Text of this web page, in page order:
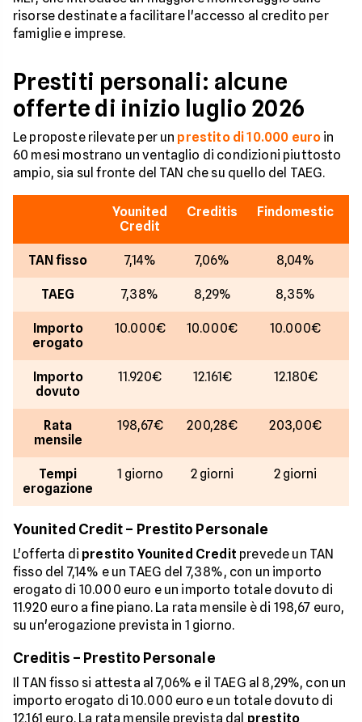
risorse destinate a facilitare l'accesso al credito per
famiglie e imprese.
Prestiti personali: alcune
offerte di inizio luglio 2026
Le proposte rilevate per un prestito di 10.000 euro in
60 mesi mostrano un ventaglio di condizioni piuttosto
ampio, sia sul fronte del TAN che su quello del TAEG.
Younited
Credit
Creditis Findomestic
TAN fisso 7,14% 7,06% 8,04%
TAEG 7,38% 8,29% 8,35%
Importo
erogato
10.000€ 10.000€ 10.000€
Importo
dovuto
11.920€ 12.161€ 12.180€
Rata
mensile
198,67€ 200,28€ 203,00€
Tempi
erogazione
1 giorno 2 giorni 2 giorni
Younited Credit – Prestito Personale
L'offerta di prestito Younited Credit prevede un TAN
fisso del 7,14% e un TAEG del 7,38%, con un importo
erogato di 10.000 euro e un importo totale dovuto di
11.920 euro a fine piano. La rata mensile è di 198,67 euro,
su un'erogazione prevista in 1 giorno.
Creditis – Prestito Personale
Il TAN fisso si attesta al 7,06% e il TAEG al 8,29%, con un
importo erogato di 10.000 euro e un totale dovuto di
12.161 euro. La rata mensile prevista dal prestito